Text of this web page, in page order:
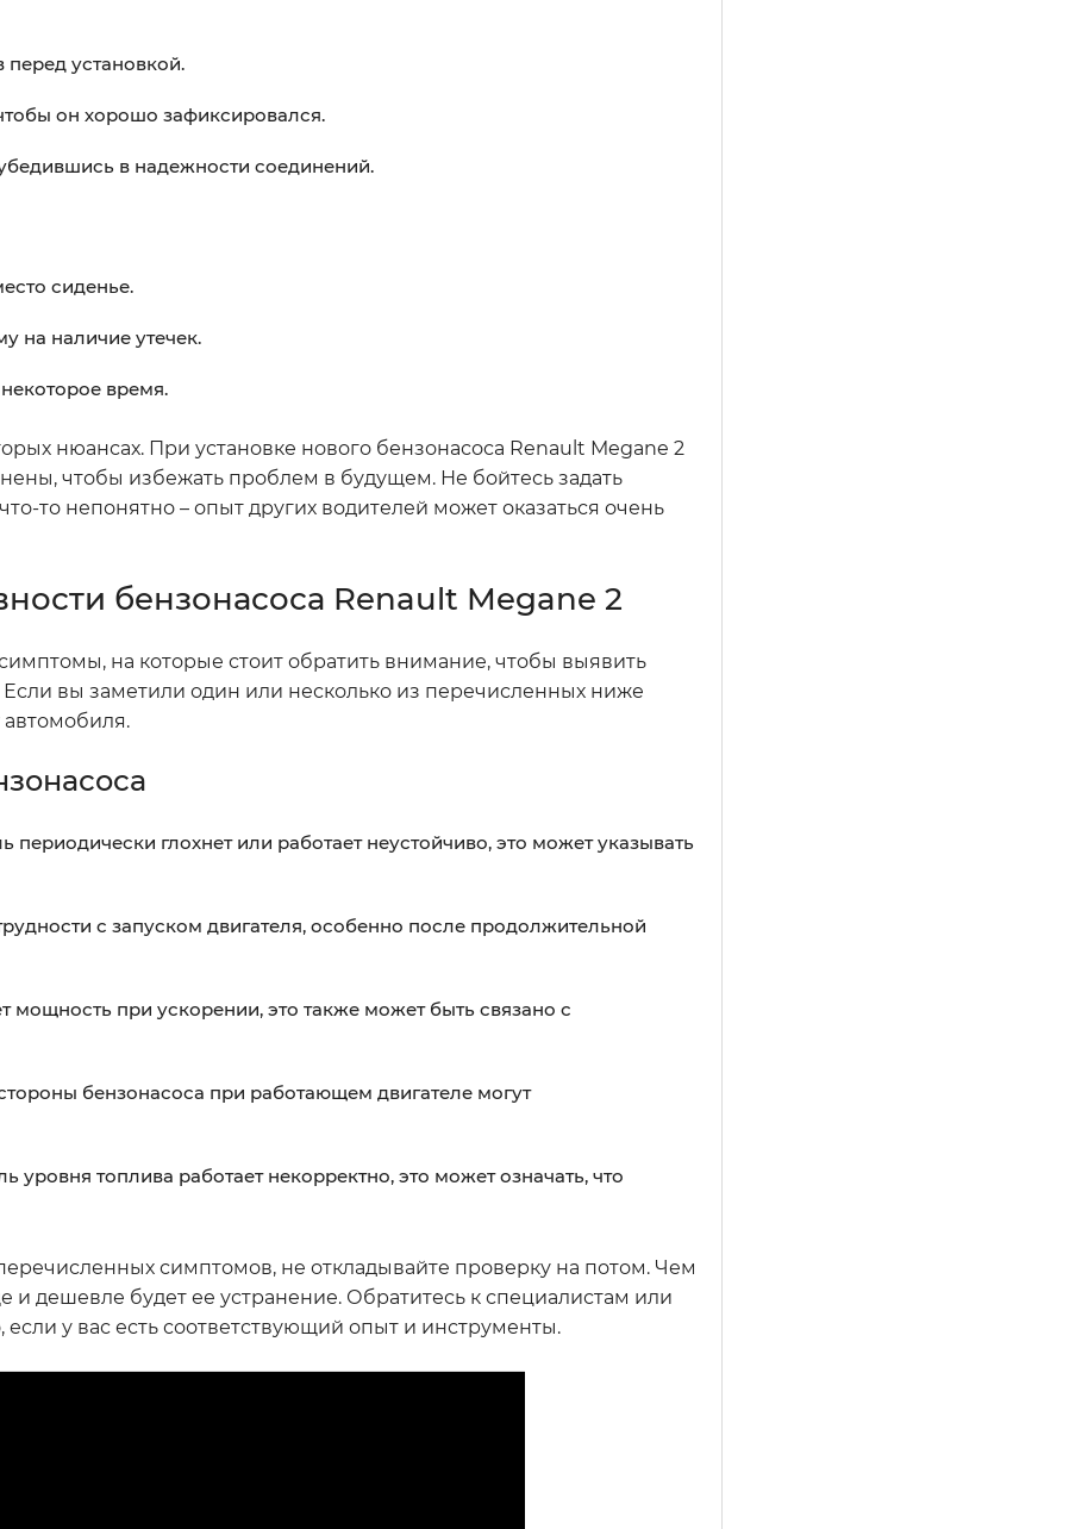
установкой.
он хорошо зафиксировался.
в надежности соединений.
сиденье.
на наличие утечек.
время.
нюансах. При установке нового бензонасоса Renault Megane 2
чтобы избежать проблем в будущем. Не бойтесь задать
то непонятно – опыт других водителей может оказаться очень
бензонасоса Renault Megane 2
на которые стоит обратить внимание, чтобы выявить
вы заметили один или несколько из перечисленных ниже
периодически глохнет или работает неустойчиво, это может указывать
с запуском двигателя, особенно после продолжительной
мощность при ускорении, это также может быть связано с
бензонасоса при работающем двигателе могут
уровня топлива работает некорректно, это может означать, что
симптомов, не откладывайте проверку на потом. Чем
дешевле будет ее устранение. Обратитесь к специалистам или
у вас есть соответствующий опыт и инструменты.